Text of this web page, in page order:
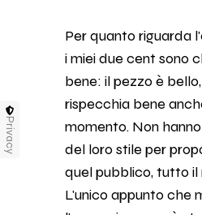
Per quanto riguarda
i miei due cent sono
bene: il pezzo è
rispecchia bene
momento. Non
del loro stile per
quel pubblico, tutto il
L'unico appunto che
Privacy